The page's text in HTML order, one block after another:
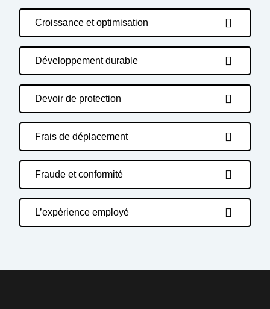
Croissance et optimisation
Développement durable
Devoir de protection
Frais de déplacement
Fraude et conformité
L’expérience employé